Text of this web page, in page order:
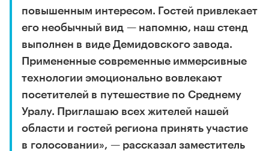
повышенным интересом. Гостей привлекает
его необычный вид — напомню, наш стенд
выполнен в виде Демидовского завода.
Примененные современные иммерсивные
технологии эмоционально вовлекают
посетителей в путешествие по Среднему
Уралу. Приглашаю всех жителей нашей
области и гостей региона принять участие
в голосовании», — рассказал заместитель